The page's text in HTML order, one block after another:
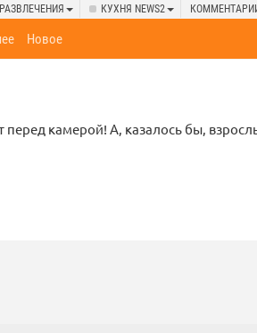
РАЗВЛЕЧЕНИЯ КУХНЯ NEWS2
Новое
перед камерой! А, казалось бы,